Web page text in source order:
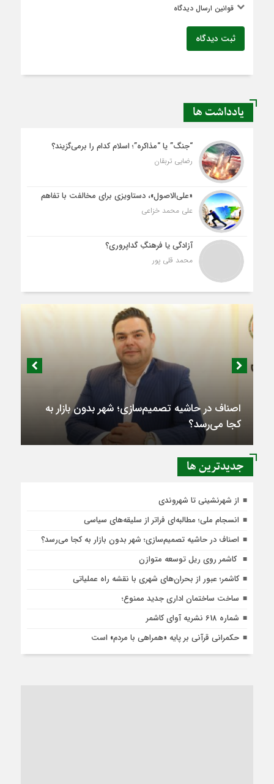
قوانین ارسال دیدگاه
ثبت دیدگاه
یادداشت ها
“جنگ” یا “مذاکره”؛ اسلام کدام را برمی‌گزیند؟
رضایی تربقان
«علی‌الاصول»، دستاویزی برای مخالفت با تفاهم
علی محمد خزاعی
آزادگی یا فرهنگِ گداپروری؟
محمد قلی پور
اصناف در حاشیه تصمیم‌سازی؛ شهر بدون بازار به
کجا می‌رسد؟
جديدترين ها
از شهرنشینی تا شهروندی
انسجام ملی؛ مطالبه‌ای فراتر از سلیقه‌های سیاسی
اصناف در حاشیه تصمیم‌سازی؛ شهر بدون بازار به کجا می‌رسد؟
کاشمر روی ریل توسعه متوازن
کاشمر؛ عبور از بحران‌های شهری با نقشه راه عملیاتی
ساخت ساختمان اداری جدید ممنوع؛
شماره 618 نشریه آوای کاشمر
حکمرانی قرآنی بر پایه «همراهی با مردم» است